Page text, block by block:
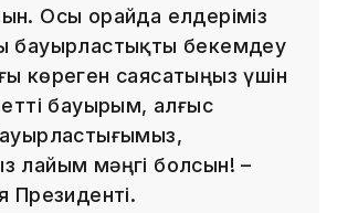
Осы орайда елдеріміз
бауырластықты бекемдеу
көреген саясатыңыз үшін
бауырым, алғыс
лайым мәңгі болсын! –
Президенті.